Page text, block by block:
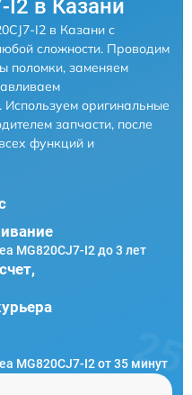
I2 в Казани
I2 в Казани с
сложности. Проводим
поломки, заменяем
Используем оригинальные
запчасти, после
функций и
MG820CJ7-I2 до 3 лет
MG820CJ7-I2 от 35 минут